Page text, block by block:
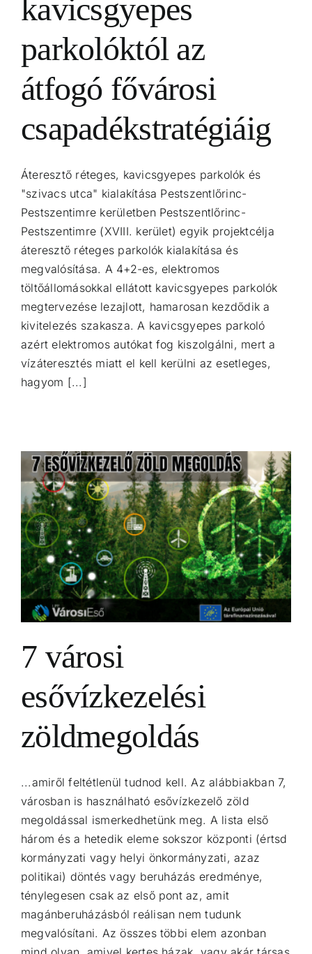
kavicsgyepes
parkolóktól az
átfogó fővárosi
csapadékstratégiáig
Áteresztő réteges, kavicsgyepes parkolók és
"szivacs utca" kialakítása Pestszentlőrinc-
Pestszentimre kerületben Pestszentlőrinc-
Pestszentimre (XVIII. kerület) egyik projektcélja
áteresztő réteges parkolók kialakítása és
megvalósítása. A 4+2-es, elektromos
töltőállomásokkal ellátott kavicsgyepes parkolók
megtervezése lezajlott, hamarosan kezdődik a
kivitelezés szakasza. A kavicsgyepes parkoló
azért elektromos autókat fog kiszolgálni, mert a
vízáteresztés miatt el kell kerülni az esetleges,
hagyom [...]
7 városi
esővízkezelési
zöldmegoldás
...amiről feltétlenül tudnod kell. Az alábbiakban 7,
városban is használható esővízkezelő zöld
megoldással ismerkedhetünk meg. A lista első
három és a hetedik eleme sokszor központi (értsd
kormányzati vagy helyi önkormányzati, azaz
politikai) döntés vagy beruházás eredménye,
ténylegesen csak az első pont az, amit
magánberuházásból reálisan nem tudunk
megvalósítani. Az összes többi elem azonban